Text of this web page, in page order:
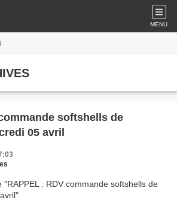
MENU
softshells de
05 avril